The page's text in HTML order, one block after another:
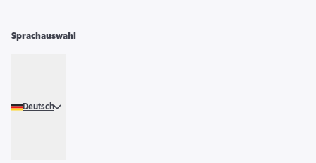
Sprachauswahl
Deutsch